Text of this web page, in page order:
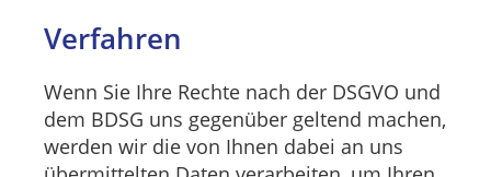
Verfahren
Wenn Sie Ihre Rechte nach der DSGVO und
dem BDSG uns gegenüber geltend machen,
werden wir die von Ihnen dabei an uns